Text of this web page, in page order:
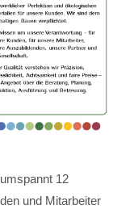
12
und Mitarbeiter